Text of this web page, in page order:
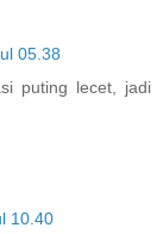
05.38
puting lecet, jadi
10.40